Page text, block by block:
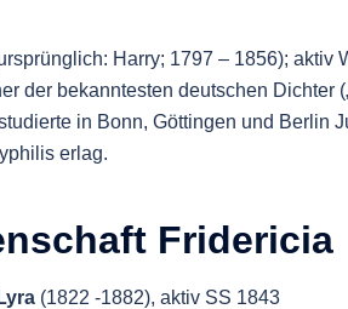
Harry; 1797 – 1856); aktiv
der bekanntesten deutschen Dichter
in Bonn, Göttingen und Berlin
erlag.
Fridericia
(1822 -1882), aktiv SS 1843